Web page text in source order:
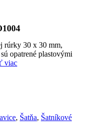
rúrky 30 x 30 mm,
opatrené plastovými
viac
, Šatňa, Šatníkové